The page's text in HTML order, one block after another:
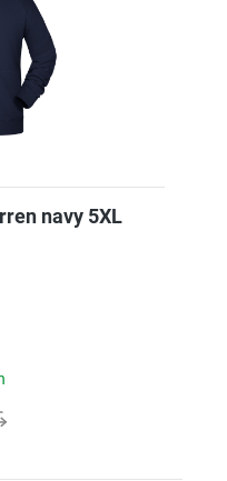
Hoodie Daiber 8024 Herren navy 5XL